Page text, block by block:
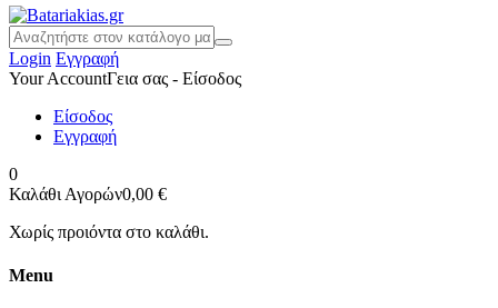
Login Εγγραφή
Your AccountΓεια σας - Είσοδος
Είσοδος
Εγγραφή
0
Καλάθι Αγορών0,00 €
Χωρίς προιόντα στο καλάθι.
Menu